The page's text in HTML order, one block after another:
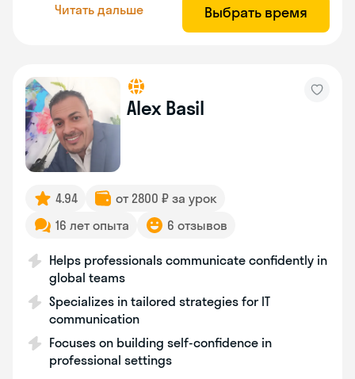
Читать дальше Выбрать время
Alex Basil
4.94
от 2800 ₽ за урок
16 лет опыта
6 отзывов
Helps professionals communicate confidently in
global teams
Specializes in tailored strategies for IT
communication
Focuses on building self-confidence in
professional settings